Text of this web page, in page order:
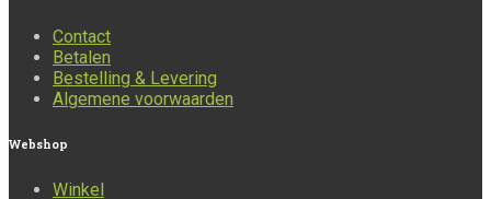
Contact
Betalen
Bestelling & Levering
Algemene voorwaarden
Webshop
Winkel